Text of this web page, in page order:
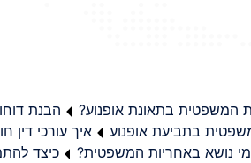
המשפטית בתאונת אופנוע?
הבנת
בתביעת אופנוע
איך עורכי דין
נושא באחריות המשפטית?
כיצד